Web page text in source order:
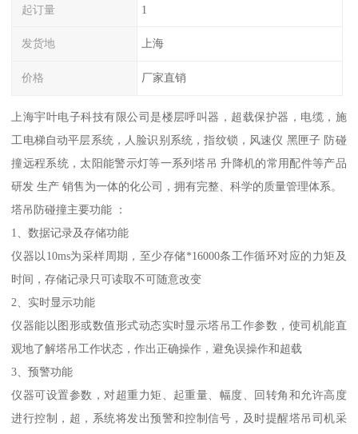
起订量 1
发货地 上海
价格 厂家直销
上海宇叶电子科技有限公司是楼层呼叫器，超载保护器，电缆，施
工电梯自动平层系统，人脸识别系统，指纹锁，风速仪 黑匣子 防碰
撞远程系统，太阳能警示灯等一系列塔吊 升降机的常用配件等产品
研发 生产 销售为一体的化公司，拥有完整、科学的质量管理体系。
塔吊防碰撞主要功能 ：
1、数据记录及存储功能
仪器以10ms为采样周期，至少存储*16000条工作循环对应的力矩及
时间，存储记录只可读取不可随意改变
2、实时显示功能
仪器能以图形或数值形式动态实时显示塔吊工作参数，使司机能直
观地了解塔吊工作状态，作出正确操作，避免误操作和超载
3、预警功能
仪器可设置参数，对超重力矩、起重量、幅度、回转角和允许高度
进行控制，超，系统将发出预警和控制信号，及时提醒塔吊司机采